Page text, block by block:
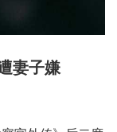
妻子嫌